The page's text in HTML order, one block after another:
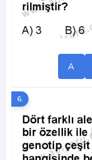
A
6.